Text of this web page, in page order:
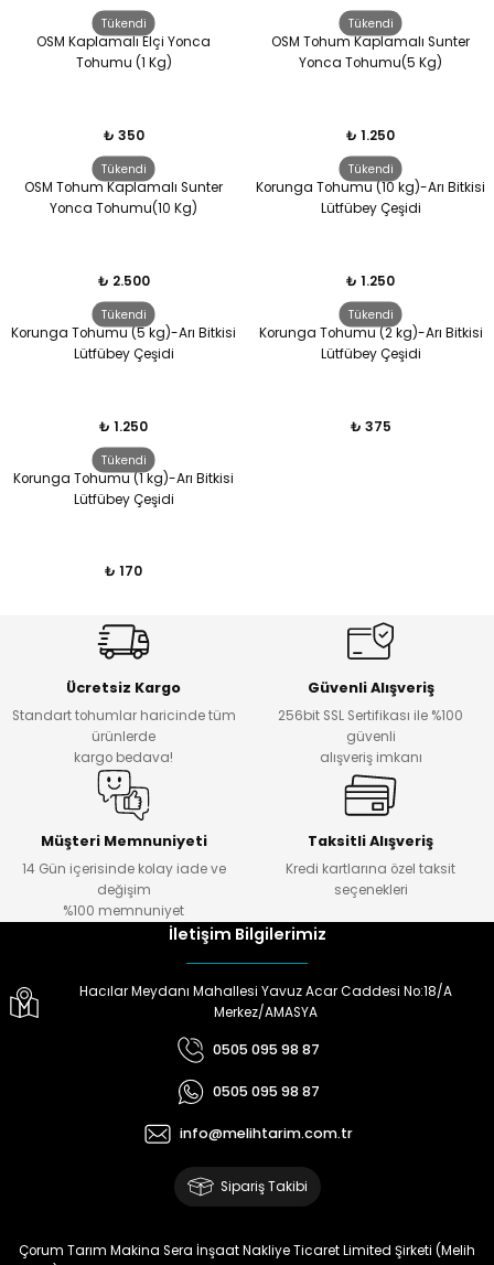
Tükendi
OSM Kaplamalı Elçi Yonca
Tohumu (1 Kg)
₺ 350
Tükendi
OSM Tohum Kaplamalı Sunter
Yonca Tohumu(5 Kg)
₺ 1.250
Tükendi
OSM Tohum Kaplamalı Sunter
Yonca Tohumu(10 Kg)
₺ 2.500
Tükendi
Korunga Tohumu (10 kg)-Arı Bitkisi
Lütfübey Çeşidi
₺ 1.250
Tükendi
Korunga Tohumu (5 kg)-Arı Bitkisi
Lütfübey Çeşidi
₺ 1.250
Tükendi
Korunga Tohumu (2 kg)-Arı Bitkisi
Lütfübey Çeşidi
₺ 375
Tükendi
Korunga Tohumu (1 kg)-Arı Bitkisi
Lütfübey Çeşidi
₺ 170
Ücretsiz Kargo
Standart tohumlar haricinde tüm
ürünlerde
kargo bedava!
Güvenli Alışveriş
256bit SSL Sertifikası ile %100
güvenli
alışveriş imkanı
Müşteri Memnuniyeti
14 Gün içerisinde kolay iade ve
değişim
%100 memnuniyet
Taksitli Alışveriş
Kredi kartlarına özel taksit
seçenekleri
İletişim Bilgilerimiz
Hacılar Meydanı Mahallesi Yavuz Acar Caddesi No:18/A
Merkez/AMASYA
0505 095 98 87
0505 095 98 87
info@melihtarim.com.tr
Sipariş Takibi
Çorum Tarım Makina Sera İnşaat Nakliye Ticaret Limited Şirketi (Melih